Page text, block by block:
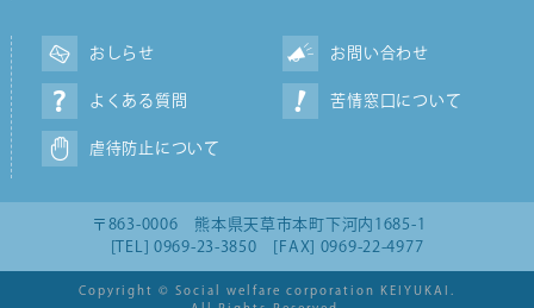
おしらせ お問い合わせ
よくある質問 苦情窓口について
虐待防止について
〒863-0006 熊本県天草市本町下河内1685-1
[TEL] 0969-23-3850 [FAX] 0969-22-4977
Copyright © Social welfare corporation KEIYUKAI.